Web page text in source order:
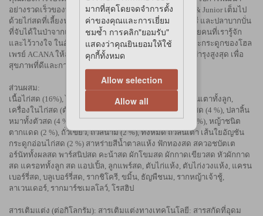
อย่างรวดเร็วของพวกมัน นั่นเป็นเหตุผลที่ ACANA Puppy & Junior เต็มไป
ด้วยไก่สดที่เลี้ยงฟรีและไข่ที่ปลอดจากกรงจากฟาร์มแพรรี และปลาบากบั่น
ที่จับได้ในป่าจากแปซิฟิกของแคนาดา ซึ่งส่งสดหรือดิบโดยคนที่เรารู้จัก
และไว้วางใจ ในอัตราส่วนของเนื้อ อวัยวะ กระดูกอ่อน และกระดูกของโฮล
เพรย์ ACANA ให้สารอาหารตามธรรมชาติในรูปแบบการบำรุงสูงสุด เพื่อ
สุขภาพที่ดีและการพัฒนาสูงสุด
ส่วนผสม:
เนื้อไก่สด (16%), ไก่ป่น (13%), ไก่งวง (13%), ถั่วแดง, ถั่วลันเตาทั้งลูก,
เครื่องในไก่สด (ตับ, หัวใจ, ไต) (6 %), ไขมันไก่ (6 %) , ไข่สด (4 %), ปลาลิ้น
หมาทั้งตัวสด (4 %), ปลาแฮร์ริ่ง (3 %), น้ำมันปลาเฮอริ่ง (3 %), หญ้าชนิต
ตากแดด (2 %), ถั่วเขียว, ถั่วสนาม (2 %), ทั้งหมด ถั่วลันเตา เส้นใยอัญชัน
กระดูกอ่อนไก่สด (2 %) สาหร่ายสีน้ำตาลแห้ง ฟักทองสด สควอชบัตเต
อร์นัททั้งผลสด พาร์สนิปสด คะน้าสด ผักโขมสด ผักกาดเขียวสด หัวผักกาด
สด แครอททั้งลูก สด แอปเปิ้ล, ลูกแพร์สด, ตับไก่แห้ง, ตับไก่งวงแห้ง, แครน
เบอร์รี่สด, บลูเบอร์รี่สด, รากชิโครี, ขมิ้น, ธัญพืชนม, รากหญ้าเจ้าชู้,
ลาเวนเดอร์, รากมาร์ชเมลโลว์, โรสฮิป
สารเติมแต่ง (ต่อกิโลกรัม): สารเติมแต่งทางเทคโนโลยี: สารสกัดที่อุดม
มากที่สุดโดยจดจำการตั้ง
ค่าของคุณและการเยี่ยม
ชมซ้ำ การคลิก"ยอมรับ"
แสดงว่าคุณยินยอมให้ใช้
คุกกี้ทั้งหมด
Allow selection
Allow all